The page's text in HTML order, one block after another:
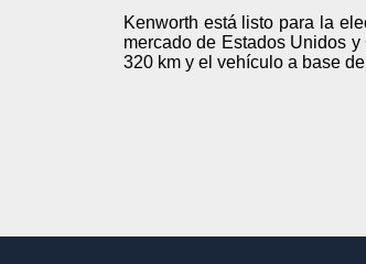
Kenworth está listo para la
mercado de Estados Unidos
320 km y el vehículo a base